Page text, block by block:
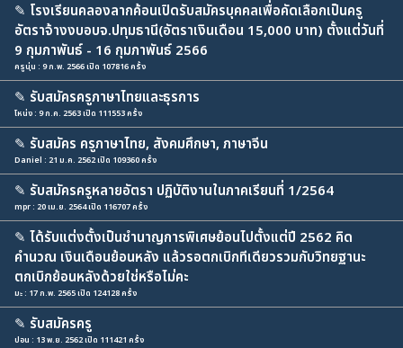
✎ โรงเรียนคลองลากค้อนเปิดรับสมัครบุคคลเพื่อคัดเลือกเป็นครู
อัตราจ้างงบอบจ.ปทุมธานี(อัตราเงินเดือน 15,000 บาท) ตั้งแต่วันที่
9 กุมภาพันธ์ - 16 กุมภาพันธ์ 2566
ครูนุ่น : 9 ก.พ. 2566 เปิด 107816 ครั้ง
✎ รับสมัครครูภาษาไทยและธุรการ
โหน่ง : 9 ก.ค. 2563 เปิด 111553 ครั้ง
✎ รับสมัคร ครูภาษาไทย, สังคมศึกษา, ภาษาจีน
Daniel : 21 ม.ค. 2562 เปิด 109360 ครั้ง
✎ รับสมัครครูหลายอัตรา ปฏิบัติงานในภาคเรียนที่ 1/2564
mpr : 20 เม.ย. 2564 เปิด 116707 ครั้ง
✎ ได้รับแต่งตั้งเป็นชำนาญการพิเศษย้อนไปตั้งแต่ปี 2562 คิด
คำนวณ เงินเดือนย้อนหลัง แล้วรอตกเบิกทีเดียวรวมกับวิทยฐานะ
ตกเบิกย้อนหลังด้วยใช่หรือไม่คะ
มะ : 17 ก.พ. 2565 เปิด 124128 ครั้ง
✎ รับสมัครครู
ปอน : 13 พ.ย. 2562 เปิด 111421 ครั้ง